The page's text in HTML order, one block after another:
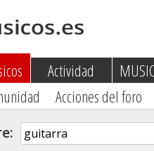
Acciones del foro
Actividad